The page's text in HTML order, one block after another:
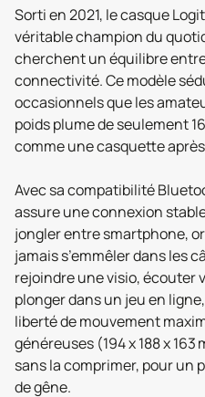
Sorti en 2021, le casque
véritable champion du
cherchent un équilibre
connectivité. Ce modèle
occasionnels que les
poids plume de seulement
comme une casquette
Avec sa compatibilité
assure une connexion
jongler entre smartphone,
jamais s’emmêler dans les
rejoindre une visio, écouter
plonger dans un jeu en
liberté de mouvement
généreuses (194 x 188 x
sans la comprimer, pour un
de gêne.